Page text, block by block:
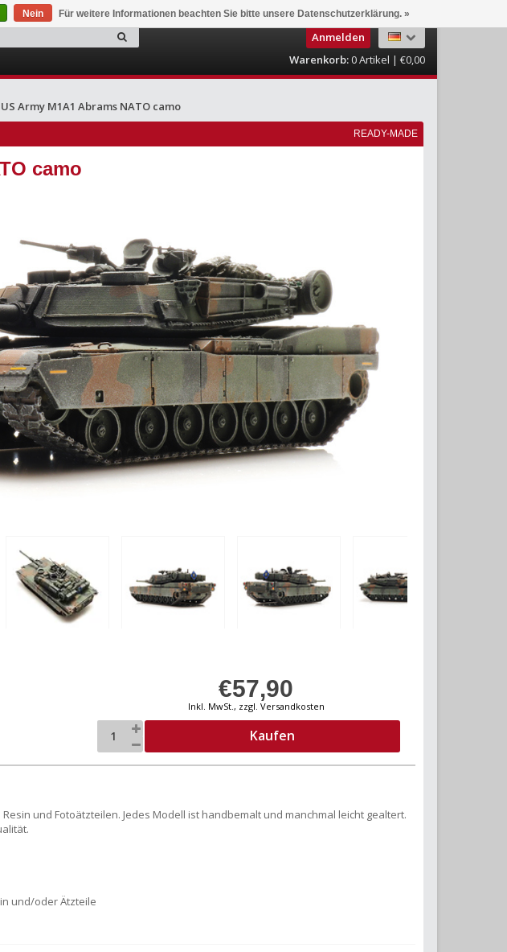
Anmelden
Warenkorb:0Artikel | €0,00
US Army M1A1 Abrams NATO camo
READY-MADE
camo
€57,90
Inkl. MwSt., zzgl. Versandkosten
Kaufen
und Fotoätzteilen. Jedes Modell ist handbemalt und manchmal leicht gealtert.
und/oder Ätzteile
Nein Für weitere Informationen beachten Sie bitte unsere Datenschutzerklärung. »